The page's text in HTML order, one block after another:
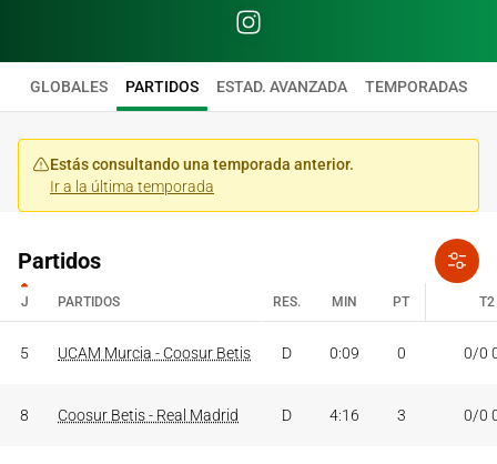
GLOBALES PARTIDOS ESTAD. AVANZADA TEMPORADAS
Estás consultando una temporada anterior.
Ir a la última temporada
Partidos
J PARTIDOS RES. MIN PT T2
5 UCAM Murcia - Coosur Betis D 0:09 0 0/0
8 Coosur Betis - Real Madrid D 4:16 3 0/0